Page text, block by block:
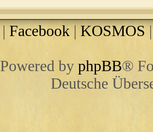
| Facebook |KOSMOS
Powered by phpBB®
Deutsche